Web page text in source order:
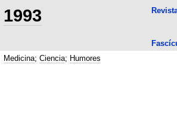
1993
Medicina; Ciencia; Humores